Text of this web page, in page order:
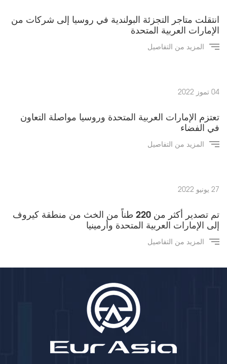
انتقلت متاجر التجزئة البولندية في روسيا إلى شركات من
الإمارات العربية المتحدة
المزيد من التفاصيل
04 تموز 2022
تعتزم الإمارات العربية المتحدة وروسيا مواصلة التعاون
في الفضاء
المزيد من التفاصيل
27 يونيو 2022
تم تصدير أكثر من 220 طناً من الخث من منطقة كيروف
إلى الإمارات العربية المتحدة وأرمينيا
المزيد من التفاصيل